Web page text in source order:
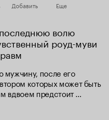
Добавить Еще
волю
роуд-муви
мужчину, после его
которых может быть
вдвоем предстоит
его подсказки,
загадочными